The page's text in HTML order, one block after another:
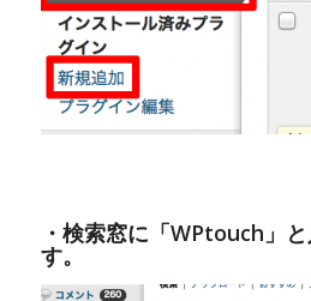
・検索窓に「WPtouch」
す。